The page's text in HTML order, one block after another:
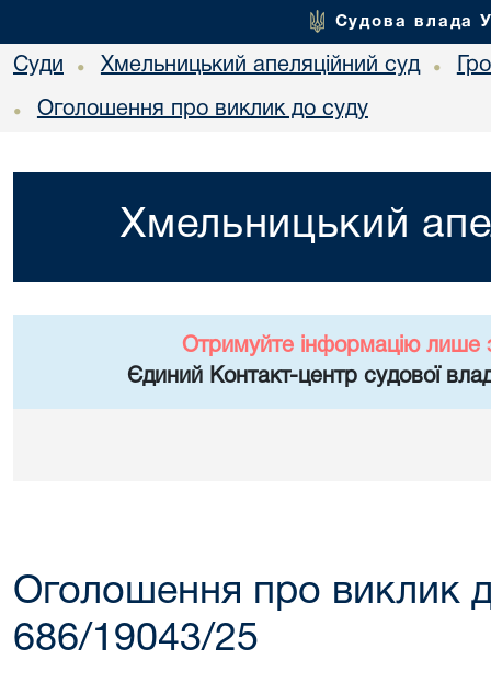
Судова влада
Суди • Хмельницький апеляційний суд •
• Оголошення про виклик до суду
Хмельницький
Отримуйте інформацію лише
Єдиний Контакт-центр судової
Оголошення про виклик
686/19043/25